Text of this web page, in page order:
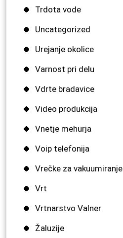
Trdota vode
Uncategorized
Urejanje okolice
Varnost pri delu
Vdrte bradavice
Video produkcija
Vnetje mehurja
Voip telefonija
Vrečke za vakuumiranje
Vrt
Vrtnarstvo Valner
Žaluzije